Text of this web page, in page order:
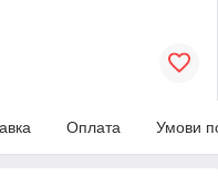
Оплата Умови